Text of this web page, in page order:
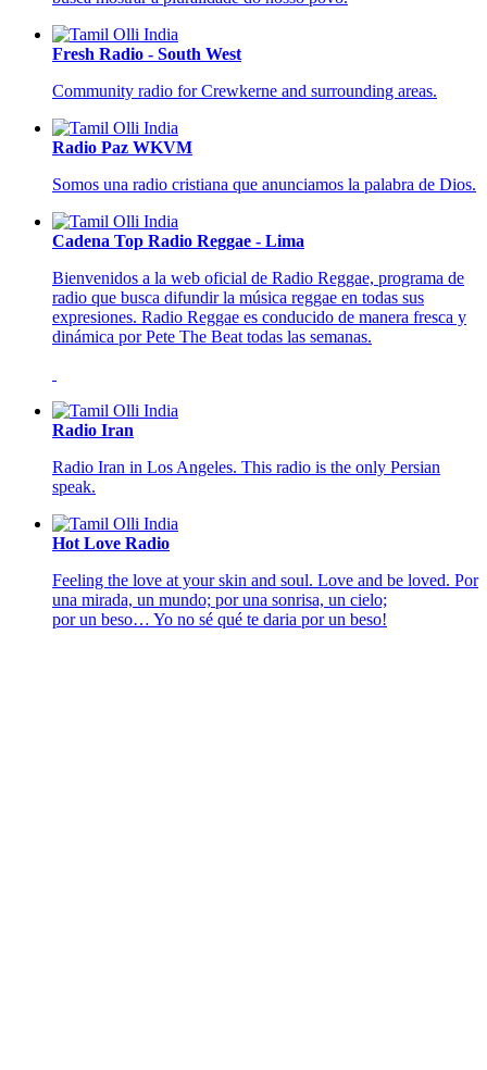
Fresh Radio - South West
Community radio for Crewkerne and surrounding areas.
Radio Paz WKVM
Somos una radio cristiana que anunciamos la palabra de Dios.
Cadena Top Radio Reggae - Lima
Bienvenidos a la web oficial de Radio Reggae, programa de
radio que busca difundir la música reggae en todas sus
expresiones. Radio Reggae es conducido de manera fresca y
dinámica por Pete The Beat todas las semanas.
Radio Iran
Radio Iran in Los Angeles. This radio is the only Persian
speak.
Hot Love Radio
Feeling the love at your skin and soul. Love and be loved. Por
una mirada, un mundo; por una sonrisa, un cielo;
por un beso… Yo no sé qué te daria por un beso!